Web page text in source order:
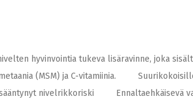
hyvinvointia tukeva lisäravinne, joka
(MSM) ja C-vitamiinia.
nivelrikkoriski Ennaltaehkäisevä